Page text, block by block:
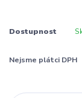
Dostupnost
Nejsme plátci DPH